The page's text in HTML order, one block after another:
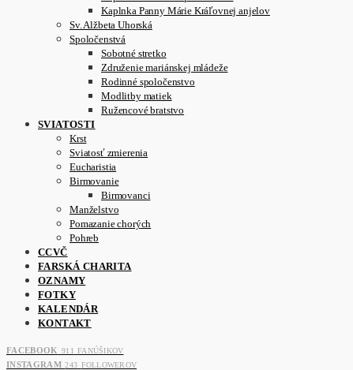
Kaplnka Panny Márie Kráľovnej anjelov
Sv. Alžbeta Uhorská
Spoločenstvá
Sobotné stretko
Združenie mariánskej mládeže
Rodinné spoločenstvo
Modlitby matiek
Ružencové bratstvo
SVIATOSTI
Krst
Sviatosť zmierenia
Eucharistia
Birmovanie
Birmovanci
Manželstvo
Pomazanie chorých
Pohreb
CCVČ
FARSKÁ CHARITA
OZNAMY
FOTKY
KALENDÁR
KONTAKT
FACEBOOK 911 FANÚŠIKOV
INSTAGRAM 243 FOLLOWEROV